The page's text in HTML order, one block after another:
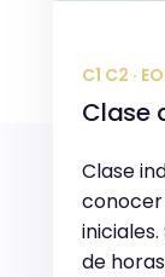
C1 C2 ·
Clase
Clase
conocer
de